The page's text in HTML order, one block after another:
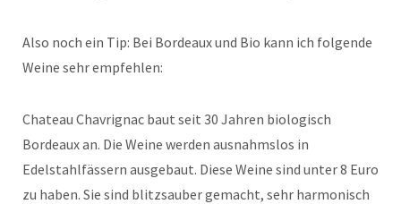
Also noch ein Tip: Bei Bordeaux und Bio kann ich folgende
Weine sehr empfehlen:
Chateau Chavrignac baut seit 30 Jahren biologisch
Bordeaux an. Die Weine werden ausnahmslos in
Edelstahlfässern ausgebaut. Diese Weine sind unter 8 Euro
zu haben. Sie sind blitzsauber gemacht, sehr harmonisch